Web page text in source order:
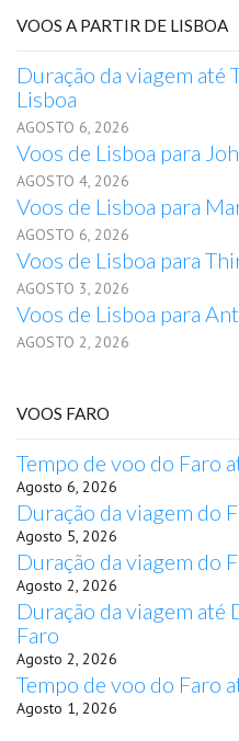
VOOS A PARTIR DE LISBOA
Duração da viagem até
Lisboa
AGOSTO 6, 2026
Voos de Lisboa para
AGOSTO 4, 2026
Voos de Lisboa para
AGOSTO 6, 2026
Voos de Lisboa para
AGOSTO 3, 2026
Voos de Lisboa para
AGOSTO 2, 2026
VOOS FARO
Tempo de voo do Faro
Agosto 6, 2026
Duração da viagem do
Agosto 5, 2026
Duração da viagem do
Agosto 2, 2026
Duração da viagem até
Faro
Agosto 2, 2026
Tempo de voo do Faro
Agosto 1, 2026